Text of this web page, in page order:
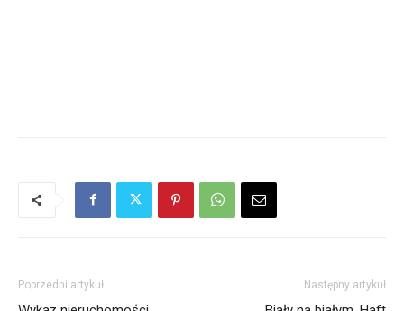
Poprzedni artykuł Następny artykuł